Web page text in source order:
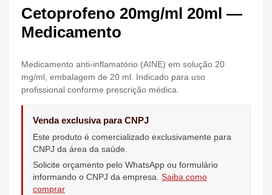
Cetoprofeno 20mg/ml 20ml —
Medicamento
Medicamento anti-inflamatório (AINE) em solução 20
mg/ml, embalagem de 20 ml. Indicado para uso
profissional conforme prescrição médica.
Venda exclusiva para CNPJ
Este produto é comercializado exclusivamente para
CNPJ da área da saúde.
Solicite orçamento pelo WhatsApp ou formulário
informando o CNPJ da empresa. Saiba como
comprar